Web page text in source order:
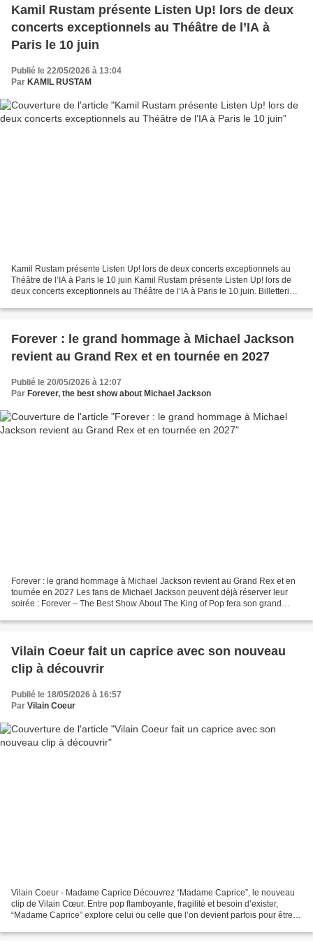
Kamil Rustam présente Listen Up! lors de deux
concerts exceptionnels au Théâtre de l’IA à
Paris le 10 juin
Publié le 22/05/2026 à 13:04
Par KAMIL RUSTAM
Kamil Rustam présente Listen Up! lors de deux concerts exceptionnels au
Théâtre de l’IA à Paris le 10 juin Kamil Rustam présente Listen Up! lors de
deux concerts exceptionnels au Théâtre de l’IA à Paris le 10 juin. Billetterie
Forever : le grand hommage à Michael Jackson
revient au Grand Rex et en tournée en 2027
Publié le 20/05/2026 à 12:07
Par Forever, the best show about Michael Jackson
Forever : le grand hommage à Michael Jackson revient au Grand Rex et en
tournée en 2027 Les fans de Michael Jackson peuvent déjà réserver leur
soirée : Forever – The Best Show About The King of Pop fera son grand
Vilain Coeur fait un caprice avec son nouveau
clip à découvrir
Publié le 18/05/2026 à 16:57
Par Vilain Coeur
Vilain Coeur - Madame Caprice Découvrez “Madame Caprice”, le nouveau
clip de Vilain Cœur. Entre pop flamboyante, fragilité et besoin d’exister,
“Madame Caprice” explore celui ou celle que l’on devient parfois pour être